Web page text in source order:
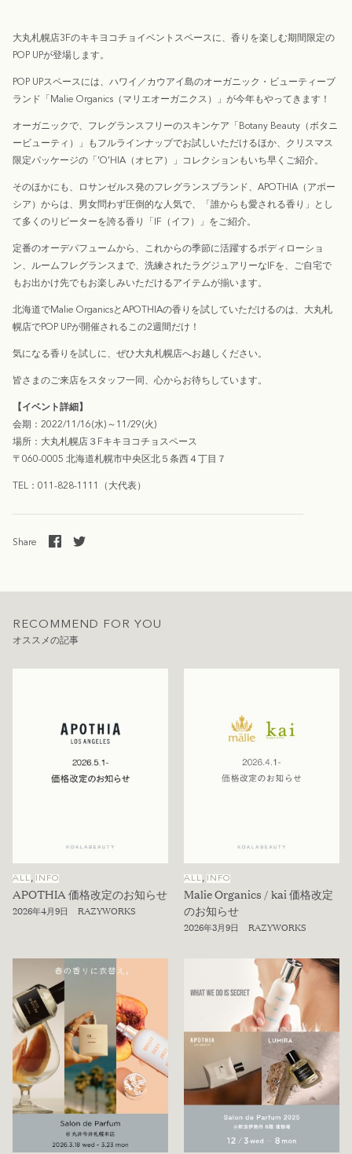
大丸札幌店3Fのキキヨコチョイベントスペースに、香りを楽しむ期間限定の
POP UPが登場します。
POP UPスペースには、ハワイ／カウアイ島のオーガニック・ビューティーブ
ランド「Malie Organics（マリエオーガニクス）」が今年もやってきます！
オーガニックで、フレグランスフリーのスキンケア「Botany Beauty（ボタニ
ービューティ）」もフルラインナップでお試しいただけるほか、クリスマス
限定パッケージの「’O’HIA（オヒア）」コレクションもいち早くご紹介。
そのほかにも、ロサンゼルス発のフレグランスブランド、APOTHIA（アポー
シア）からは、男女問わず圧倒的な人気で、「誰からも愛される香り」とし
て多くのリピーターを誇る香り「IF（イフ）」をご紹介。
定番のオーデパフュームから、これからの季節に活躍するボディローショ
ン、ルームフレグランスまで、洗練されたラグジュアリーなIFを、ご自宅で
もお出かけ先でもお楽しみいただけるアイテムが揃います。
北海道でMalie OrganicsとAPOTHIAの香りを試していただけるのは、大丸札
幌店でPOP UPが開催されるこの2週間だけ！
気になる香りを試しに、ぜひ大丸札幌店へお越しください。
皆さまのご来店をスタッフ一同、心からお待ちしています。
【イベント詳細】
会期：2022/11/16(水)～11/29(火)
場所：大丸札幌店３Fキキヨコチョスペース
〒060-0005 北海道札幌市中央区北５条西４丁目７
TEL：011-828-1111（大代表）
Share
RECOMMEND FOR YOU
オススメの記事
ALL, INFO
APOTHIA 価格改定のお知らせ
2026年4月9日 RAZYWORKS
ALL, INFO
Malie Organics / kai 価格改定
のお知らせ
2026年3月9日 RAZYWORKS